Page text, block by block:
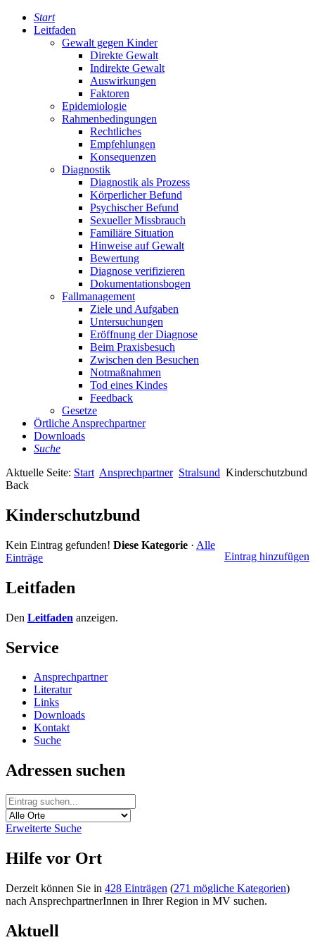
Start
Leitfaden
Gewalt gegen Kinder
Direkte Gewalt
Indirekte Gewalt
Auswirkungen
Faktoren
Epidemiologie
Rahmenbedingungen
Rechtliches
Empfehlungen
Konsequenzen
Diagnostik
Diagnostik als Prozess
Körperlicher Befund
Psychischer Befund
Sexueller Missbrauch
Familiäre Situation
Hinweise auf Gewalt
Bewertung
Diagnose verifizieren
Dokumentationsbogen
Fallmanagement
Ziele und Aufgaben
Untersuchungen
Eröffnung der Diagnose
Beim Praxisbesuch
Zwischen den Besuchen
Notmaßnahmen
Tod eines Kindes
Feedback
Gesetze
Örtliche Ansprechpartner
Downloads
Suche
Aktuelle Seite: Start Ansprechpartner Stralsund Kinderschutzbund
Back
Kinderschutzbund
Eintrag hinzufügen
Kein Eintrag gefunden! Diese Kategorie · Alle
Einträge
Leitfaden
Den Leitfaden anzeigen.
Service
Ansprechpartner
Literatur
Links
Downloads
Kontakt
Suche
Adressen suchen
Erweiterte Suche
Hilfe vor Ort
Derzeit können Sie in 428 Einträgen (271 mögliche Kategorien)
nach AnsprechpartnerInnen in Ihrer Region in MV suchen.
Aktuell